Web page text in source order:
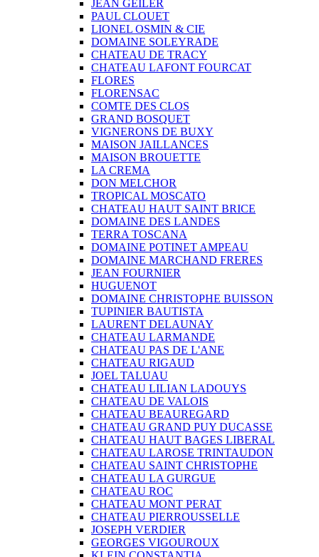
JEAN GEILER
PAUL CLOUET
LIONEL OSMIN & CIE
DOMAINE SOLEYRADE
CHATEAU DE TRACY
CHATEAU LAFONT FOURCAT
FLORES
FLORENSAC
COMTE DES CLOS
GRAND BOSQUET
VIGNERONS DE BUXY
MAISON JAILLANCES
MAISON BROUETTE
LA CREMA
DON MELCHOR
TROPICAL MOSCATO
CHATEAU HAUT SAINT BRICE
DOMAINE DES LANDES
TERRA TOSCANA
DOMAINE POTINET AMPEAU
DOMAINE MARCHAND FRERES
JEAN FOURNIER
HUGUENOT
DOMAINE CHRISTOPHE BUISSON
TUPINIER BAUTISTA
LAURENT DELAUNAY
CHATEAU LARMANDE
CHATEAU PAS DE L'ANE
CHATEAU RIGAUD
JOEL TALUAU
CHATEAU LILIAN LADOUYS
CHATEAU DE VALOIS
CHATEAU BEAUREGARD
CHATEAU GRAND PUY DUCASSE
CHATEAU HAUT BAGES LIBERAL
CHATEAU LAROSE TRINTAUDON
CHATEAU SAINT CHRISTOPHE
CHATEAU LA GURGUE
CHATEAU ROC
CHATEAU MONT PERAT
CHATEAU PIERROUSSELLE
JOSEPH VERDIER
GEORGES VIGOUROUX